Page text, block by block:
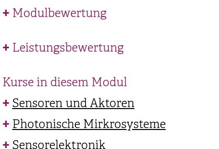
Modulbewertung
Leistungsbewertung
Kurse in diesem Modul
Sensoren und Aktoren
Photonische Mirkrosysteme
Sensorelektronik